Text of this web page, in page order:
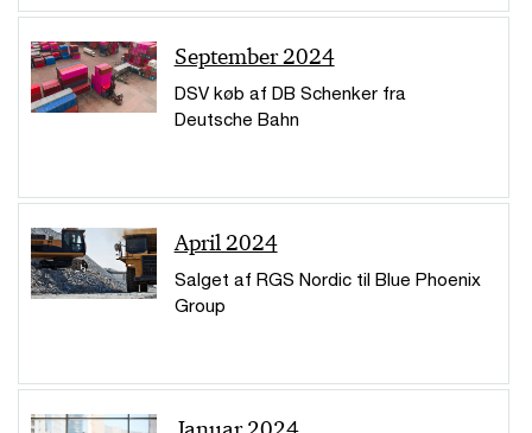
September 2024
DSV køb af DB Schenker fra
Deutsche Bahn
April 2024
Salget af RGS Nordic til Blue Phoenix
Group